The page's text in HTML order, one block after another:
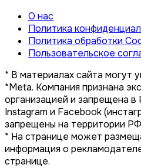
О нас
Политика
Политика обработки
Пользовательское
* В материалах сайта могут
*Meta. Компания признана
организацией и запрещена в
Instagram и Facebook
запрещены на территории
* На странице может
информация о
странице.